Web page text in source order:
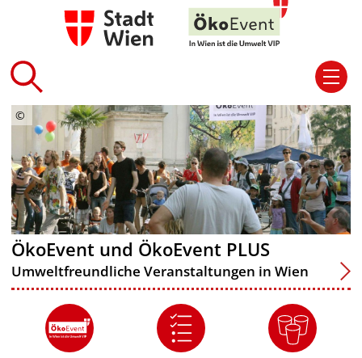
ÖkoEvent und ÖkoEvent PLUS
Umweltfreundliche Veranstaltungen in Wien